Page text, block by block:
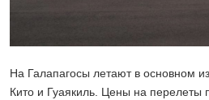
На Галапагосы летают в основном
Кито и Гуаякиль. Цены на перелеты